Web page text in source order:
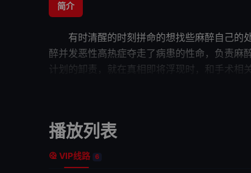
简介
有时清醒的时刻拼命的想找些麻醉自己的处
醉并发恶性高热症夺走了病患的性命，负责麻
计划的卸责，就在真相即将浮现时，和手术
播放列表
VIP线路 6